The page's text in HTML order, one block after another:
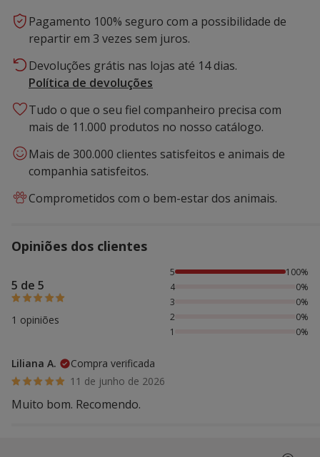
Pagamento 100% seguro com a possibilidade de
repartir em 3 vezes sem juros.
Devoluções grátis nas lojas até 14 dias.
Política de devoluções
Tudo o que o seu fiel companheiro precisa com
mais de 11.000 produtos no nosso catálogo.
Mais de 300.000 clientes satisfeitos e animais de
companhia satisfeitos.
Comprometidos com o bem-estar dos animais.
Opiniões dos clientes
5 de 5
1 opiniões
100% das pessoas avaliaram com 5 estrelas,
5
100%
4
0%
3
0%
2
0%
1
0%
Liliana A.
Compra verificada
11 de junho de 2026
Muito bom. Recomendo.